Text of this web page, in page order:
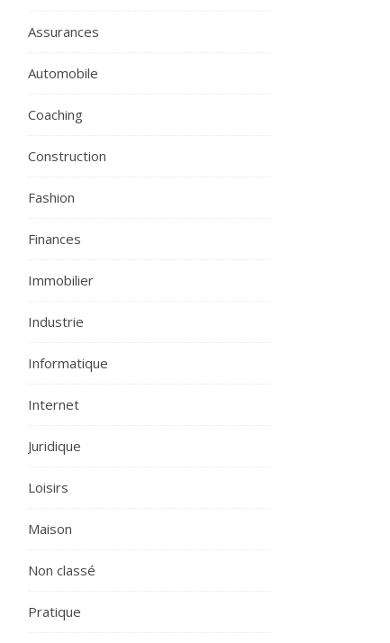
Assurances
Automobile
Coaching
Construction
Fashion
Finances
Immobilier
Industrie
Informatique
Internet
Juridique
Loisirs
Maison
Non classé
Pratique